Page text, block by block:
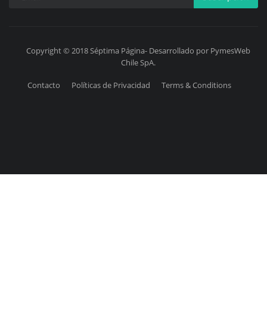
Copyright © 2018 Séptima Página- Desarrollado por PymesWeb
Chile SpA.
Contacto Políticas de Privacidad Terms & Conditions